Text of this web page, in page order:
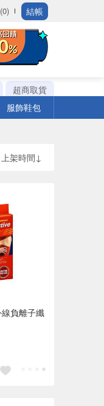
結帳
超商取貨
服飾鞋包
上架時間↓
負離子纖